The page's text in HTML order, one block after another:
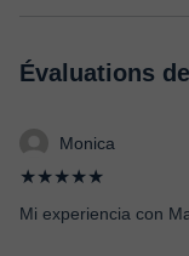
Évaluations
Monica
★★★★★
Mi experiencia con